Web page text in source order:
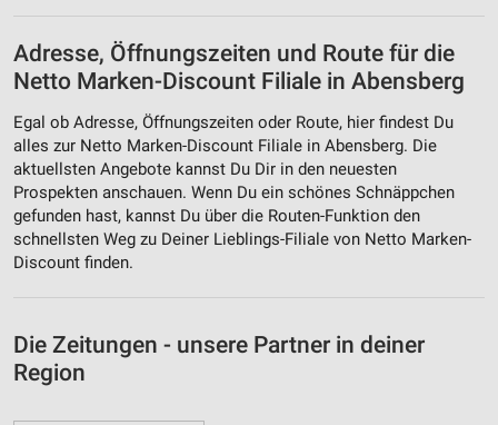
Adresse, Öffnungszeiten und Route für die
Netto Marken-Discount Filiale in Abensberg
Egal ob Adresse, Öffnungszeiten oder Route, hier findest Du
alles zur Netto Marken-Discount Filiale in Abensberg. Die
aktuellsten Angebote kannst Du Dir in den neuesten
Prospekten anschauen. Wenn Du ein schönes Schnäppchen
gefunden hast, kannst Du über die Routen-Funktion den
schnellsten Weg zu Deiner Lieblings-Filiale von Netto Marken-
Discount finden.
Die Zeitungen - unsere Partner in deiner
Region